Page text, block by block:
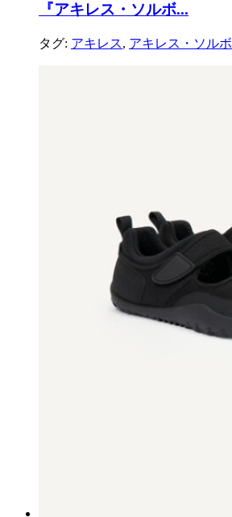
『アキレス・ソルボ...
タグ: アキレス, アキレス・ソルボ